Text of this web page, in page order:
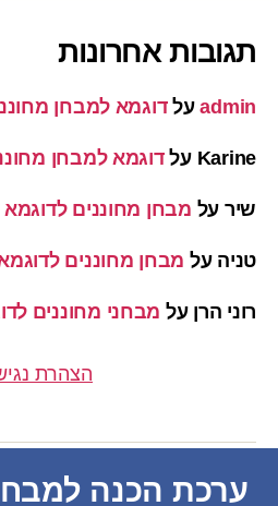
תגובות אחרונות
adminעלדוגמא למבחן
Karine עלדוגמא למבחן
שיר על מבחן מחוננים
טניה על מבחן מחוננים
רוני הרן על מבחני מחוננים
הצהרת
© 2026 מחוננים
ערכת הכנה